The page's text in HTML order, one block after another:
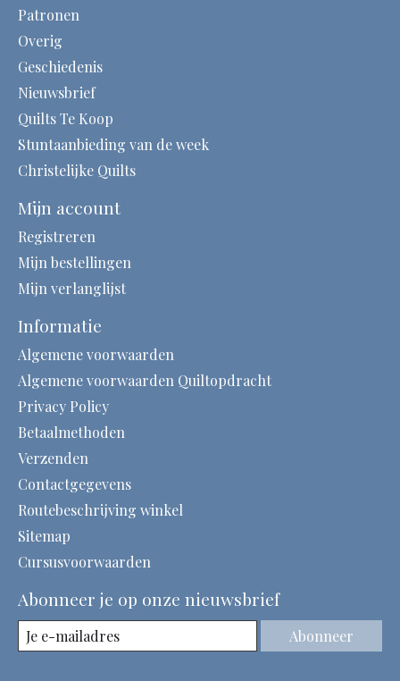
Patronen
Overig
Geschiedenis
Nieuwsbrief
Quilts Te Koop
Stuntaanbieding van de week
Christelijke Quilts
Mijn account
Registreren
Mijn bestellingen
Mijn verlanglijst
Informatie
Algemene voorwaarden
Algemene voorwaarden Quiltopdracht
Privacy Policy
Betaalmethoden
Verzenden
Contactgegevens
Routebeschrijving winkel
Sitemap
Cursusvoorwaarden
Abonneer je op onze nieuwsbrief
Abonneer